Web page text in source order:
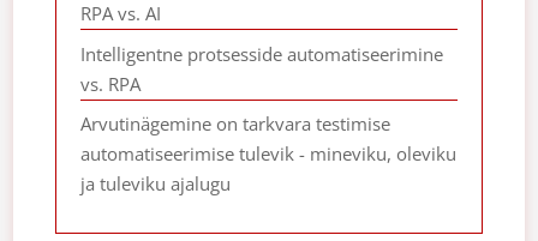
RPA vs. AI
Intelligentne protsesside automatiseerimine
vs. RPA
Arvutinägemine on tarkvara testimise
automatiseerimise tulevik - mineviku, oleviku
ja tuleviku ajalugu